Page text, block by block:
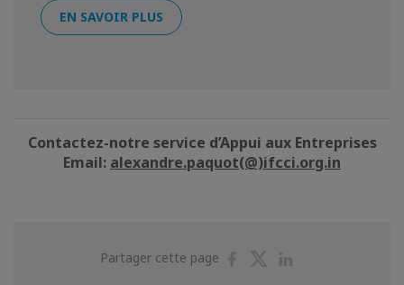
EN SAVOIR PLUS
Contactez-notre service d’Appui aux Entreprises
Email: alexandre.paquot(@)ifcci.org.in
Partager cette page
PartagerPartager